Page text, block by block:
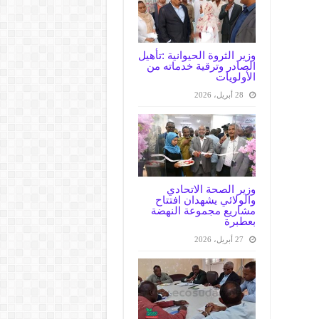
وزير الثروة الحيوانية :تأهيل
الصادر وترقية خدماته من
الأولويات
28 أبريل، 2026
وزير الصحة الاتحادي
والولائي يشهدان افتتاح
مشاريع مجموعة النهضة
بعطبرة
27 أبريل، 2026